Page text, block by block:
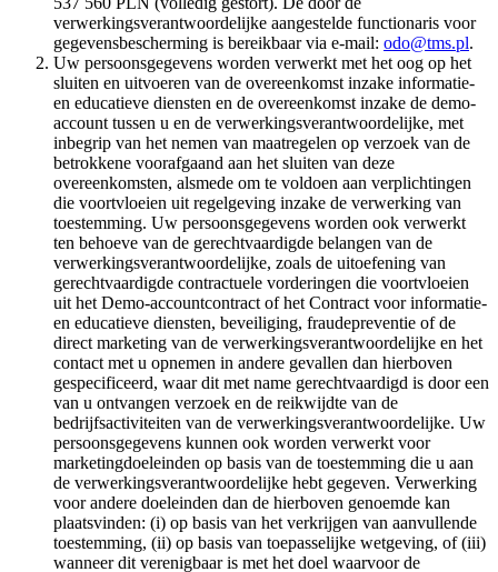
verwerkingsverantwoordelijke aangestelde functionaris voor
gegevensbescherming is bereikbaar via e-mail: odo@tms.pl.
Uw persoonsgegevens worden verwerkt met het oog op het
sluiten en uitvoeren van de overeenkomst inzake informatie-
en educatieve diensten en de overeenkomst inzake de demo-
account tussen u en de verwerkingsverantwoordelijke, met
inbegrip van het nemen van maatregelen op verzoek van de
betrokkene voorafgaand aan het sluiten van deze
overeenkomsten, alsmede om te voldoen aan verplichtingen
die voortvloeien uit regelgeving inzake de verwerking van
toestemming. Uw persoonsgegevens worden ook verwerkt
ten behoeve van de gerechtvaardigde belangen van de
verwerkingsverantwoordelijke, zoals de uitoefening van
gerechtvaardigde contractuele vorderingen die voortvloeien
uit het Demo-accountcontract of het Contract voor informatie-
en educatieve diensten, beveiliging, fraudepreventie of de
direct marketing van de verwerkingsverantwoordelijke en het
contact met u opnemen in andere gevallen dan hierboven
gespecificeerd, waar dit met name gerechtvaardigd is door een
van u ontvangen verzoek en de reikwijdte van de
bedrijfsactiviteiten van de verwerkingsverantwoordelijke. Uw
persoonsgegevens kunnen ook worden verwerkt voor
marketingdoeleinden op basis van de toestemming die u aan
de verwerkingsverantwoordelijke hebt gegeven. Verwerking
voor andere doeleinden dan de hierboven genoemde kan
plaatsvinden: (i) op basis van het verkrijgen van aanvullende
toestemming, (ii) op basis van toepasselijke wetgeving, of (iii)
wanneer dit verenigbaar is met het doel waarvoor de